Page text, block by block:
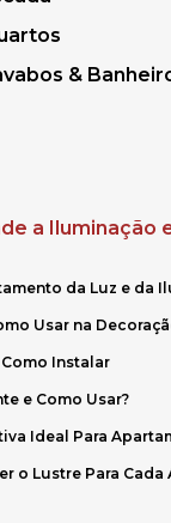
&
a Iluminação
da Luz e da
Usar na
Instalar
e Como Usar?
Ideal Para
o Lustre Para